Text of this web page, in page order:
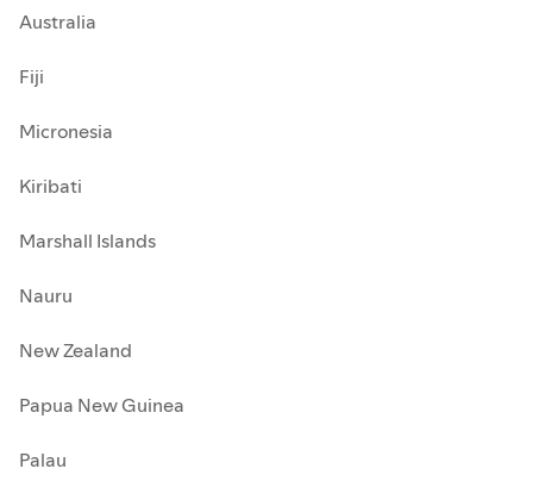
Australia
Fiji
Micronesia
Kiribati
Marshall Islands
Nauru
New Zealand
Papua New Guinea
Palau